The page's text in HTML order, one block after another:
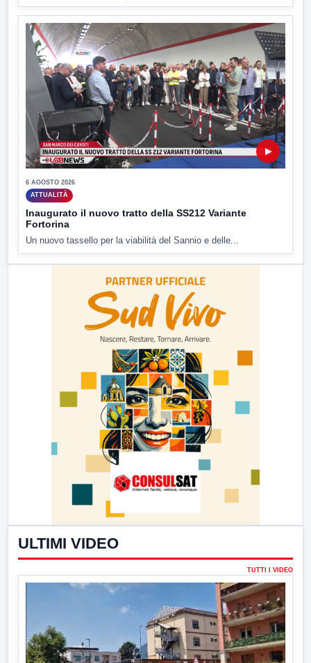
▶
6 AGOSTO 2026
ATTUALITÀ
Inaugurato il nuovo tratto della SS212 Variante
Fortorina
Un nuovo tassello per la viabilità del Sannio e delle...
ULTIMI VIDEO
TUTTI I VIDEO